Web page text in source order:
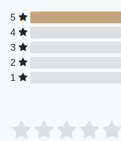
5
4
3
2
1
Bewertungssterne
4
3
2
1